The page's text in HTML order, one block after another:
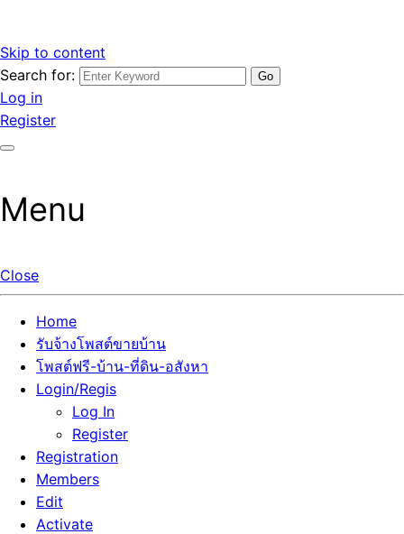
Skip to content
รับจ้างโพสต์ขายบ้านราคาถูก รับโพสต์ลงเว็บขายบ้าน ที่ดิน อสัง
หา โพสต์คุณภาพ ราคาคุ้มค่า แตกต่างกว่า
เว็บไซต์ รับจ้างโพสต์ขายบ้านราคาถูก อสังหา ทีดิน โพสต์ลงเว็บ
ขายบ้าน รับโพสต์ที่ดิน อสังหา เน้นผลงาน รับรองคุณภาพ ติดกู
เกิ้ลหน้าแรกทุกโพสต์ได้จริง ที่เดียวในไทย
Search for:
Log in
Register
Menu
Close
Home
รับจ้างโพสต์ขายบ้าน
โพสต์ฟรี-บ้าน-ที่ดิน-อสังหา
Login/Regis
Log In
Register
Registration
Members
Edit
Activate